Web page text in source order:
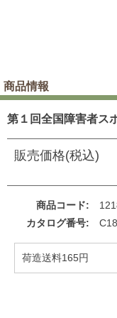
商品情報
第１回全国障害者ス
販売価格(税込)
商品コード
カタログ番号
荷造送料165円